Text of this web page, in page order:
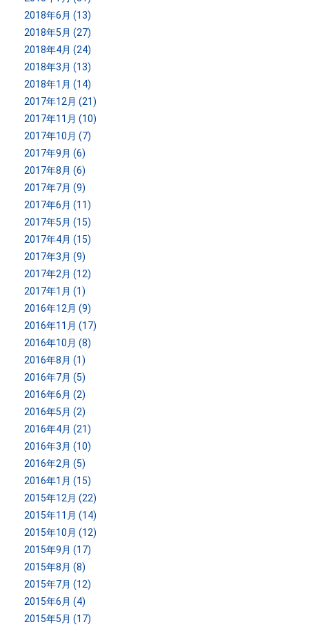
2018年6月 (13)
2018年5月 (27)
2018年4月 (24)
2018年3月 (13)
2018年1月 (14)
2017年12月 (21)
2017年11月 (10)
2017年10月 (7)
2017年9月 (6)
2017年8月 (6)
2017年7月 (9)
2017年6月 (11)
2017年5月 (15)
2017年4月 (15)
2017年3月 (9)
2017年2月 (12)
2017年1月 (1)
2016年12月 (9)
2016年11月 (17)
2016年10月 (8)
2016年8月 (1)
2016年7月 (5)
2016年6月 (2)
2016年5月 (2)
2016年4月 (21)
2016年3月 (10)
2016年2月 (5)
2016年1月 (15)
2015年12月 (22)
2015年11月 (14)
2015年10月 (12)
2015年9月 (17)
2015年8月 (8)
2015年7月 (12)
2015年6月 (4)
2015年5月 (17)